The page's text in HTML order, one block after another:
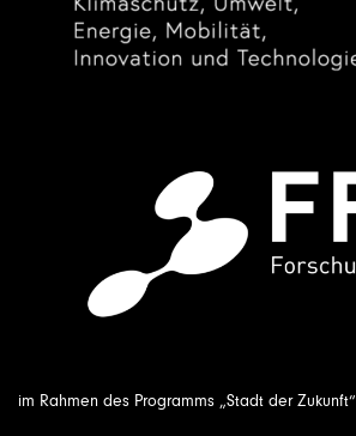
im Rahmen des Programms „Stadt der Zukunft“